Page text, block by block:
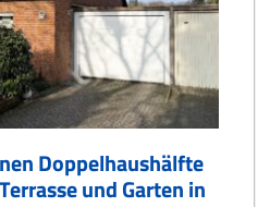
Doppelhaushälfte
und Garten in